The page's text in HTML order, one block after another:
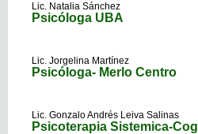
Lic. Natalia Sánchez
Psicóloga UBA
Lic. Jorgelina Martínez
Psicóloga- Merlo Centro
Lic. Gonzalo Andrés Leiva Salinas
Psicoterapia Sistemica-